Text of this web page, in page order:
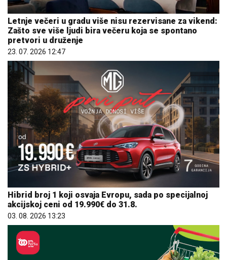
Letnje večeri u gradu više nisu rezervisane za vikend:
Zašto sve više ljudi bira večeru koja se spontano
pretvori u druženje
23. 07. 2026 12:47
Hibrid broj 1 koji osvaja Evropu, sada po specijalnoj
akcijskoj ceni od 19.990€ do 31.8.
03. 08. 2026 13:23